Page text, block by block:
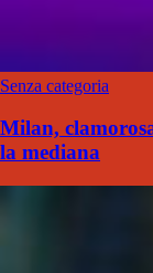
Senza categoria
Milan,
la mediana